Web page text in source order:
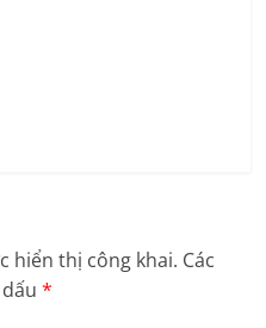
hiển thị công khai. Các
dấu*